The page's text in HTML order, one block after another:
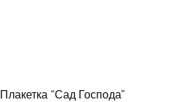
Плакетка “Сад Господа”